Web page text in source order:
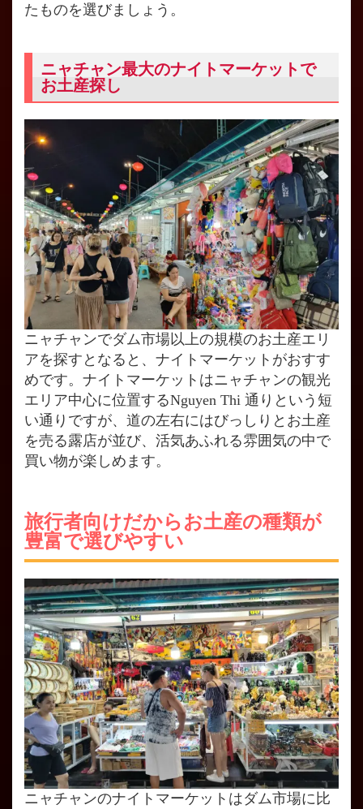
たものを選びましょう。
ニャチャン最大のナイトマーケットで
お土産探し
ニャチャンでダム市場以上の規模のお土産エリ
アを探すとなると、ナイトマーケットがおすす
めです。ナイトマーケットはニャチャンの観光
エリア中心に位置するNguyen Thi 通りという短
い通りですが、道の左右にはびっしりとお土産
を売る露店が並び、活気あふれる雰囲気の中で
買い物が楽しめます。
旅行者向けだからお土産の種類が
豊富で選びやすい
ニャチャンのナイトマーケットはダム市場に比